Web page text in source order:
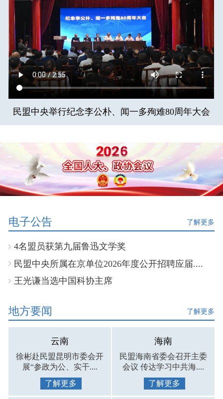
民盟中央举行纪念李公朴、闻一多殉难80周年大会
电子公告 了解更多
4名盟员获第九届鲁迅文学奖
民盟中央所属在京单位2026年度公开招聘应届....
王光谦当选中国科协主席
地方要闻 了解更多
云南
徐彬赴民盟昆明市委会开
展“参政为公、实干....
了解更多
海南
民盟海南省委会召开主委
会议 传达学习中共海....
了解更多